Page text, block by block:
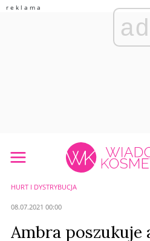
ad
HURT I DYSTRYBUCJA
08.07.2021 00:00
Ambra poszukuje